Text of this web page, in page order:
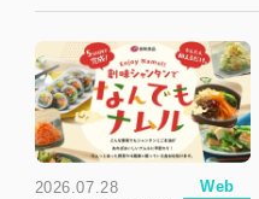
2026.07.28 Web